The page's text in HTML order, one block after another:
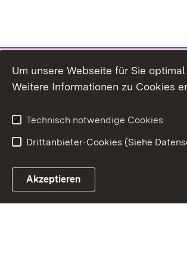
Um unsere Webseite für Sie
Weitere Informationen zu Cookies
Technisch notwendige Cookies
Drittanbieter-Cookies (Siehe
Akzeptieren